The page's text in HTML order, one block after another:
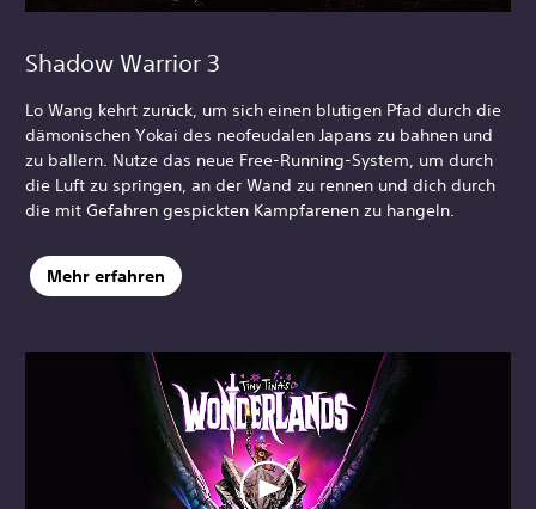
Shadow Warrior 3
Lo Wang kehrt zurück, um sich einen blutigen Pfad durch die
dämonischen Yokai des neofeudalen Japans zu bahnen und
zu ballern. Nutze das neue Free-Running-System, um durch
die Luft zu springen, an der Wand zu rennen und dich durch
die mit Gefahren gespickten Kampfarenen zu hangeln.
Mehr erfahren